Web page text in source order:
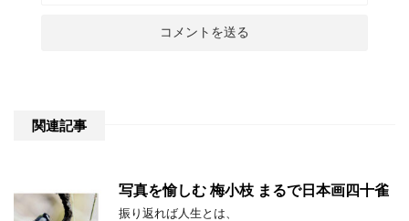
関連記事
写真を愉しむ 梅小枝 まるで日本画四十雀
振り返れば人生とは、